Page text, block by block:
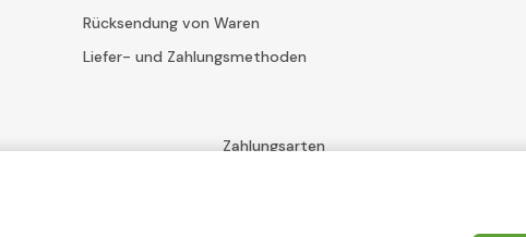
Rücksendung von Waren
Liefer- und Zahlungsmethoden
Zahlungsarten